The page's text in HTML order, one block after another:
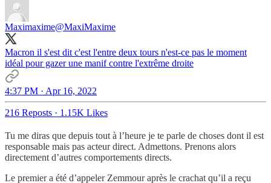
Maximaxime@MaxiMaxime
Macron il s'est dit c'est l'entre deux tours n'est-ce pas le moment
idéal pour gazer une manif contre l'extrême droite
4:37 PM · Apr 16, 2022
216 Reposts · 1.15K Likes
Tu me diras que depuis tout à l’heure je te parle de choses dont il est
responsable mais pas acteur direct. Admettons. Prenons alors
directement d’autres comportements directs.
Le premier a été d’appeler Zemmour après le crachat qu’il a reçu